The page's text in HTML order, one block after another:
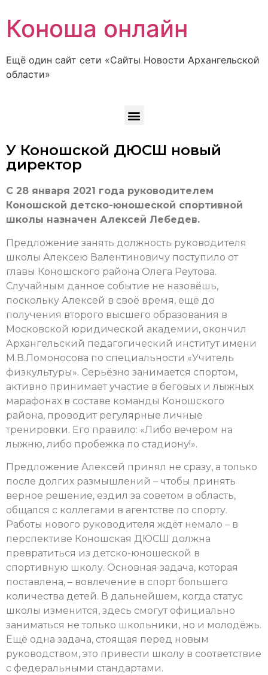
Коноша онлайн
Ещё один сайт сети «Сайты Новости Архангельской
области»
У Коношской ДЮСШ новый
директор
С 28 января 2021 года руководителем
Коношской детско-юношеской спортивной
школы назначен Алексей Лебедев.
Предложение занять должность руководителя
школы Алексею Валентиновичу поступило от
главы Коношского района Олега Реутова.
Случайным данное событие не назовёшь,
поскольку Алексей в своё время, ещё до
получения второго высшего образования в
Московской юридической академии, окончил
Архангельский педагогический институт имени
М.В.Ломоносова по специальности «Учитель
физкультуры». Серьёзно занимается спортом,
активно принимает участие в беговых и лыжных
марафонах в составе команды Коношского
района, проводит регулярные личные
тренировки. Его правило: «Либо вечером на
лыжню, либо пробежка по стадиону!».
Предложение Алексей принял не сразу, а только
после долгих размышлений – чтобы принять
верное решение, ездил за советом в область,
общался с коллегами в агентстве по спорту.
Работы нового руководителя ждёт немало – в
перспективе Коношская ДЮСШ должна
превратиться из детско-юношеской в
спортивную школу. Основная задача, которая
поставлена, – вовлечение в спорт большего
количества детей. В дальнейшем, когда статус
школы изменится, здесь смогут официально
заниматься не только школьники, но и молодёжь.
Ещё одна задача, стоящая перед новым
руководством, это привести школу в соответствие
с федеральными стандартами.